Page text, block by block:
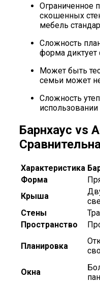
Ограниченное
скошенных
мебель
Сложность
форма диктует
Может быть
семьи может
Сложность
Барнхаус vs
Характеристика
Форма
Крыша
Стены
Пространство
Планировка
Окна